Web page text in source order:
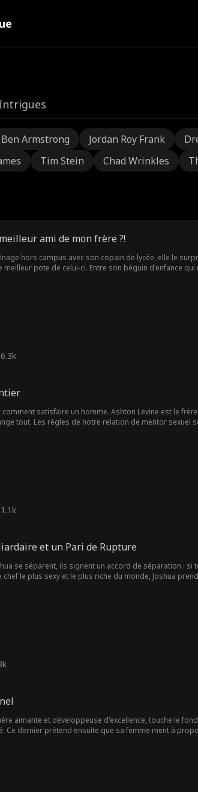
Ben Armstrong Jordan Roy Frank
Tim Stein Chad Wrinkles
ami de mon frère ?!
hors campus avec son copain de lycée, elle le
meilleur pote de celui-ci. Entre son béguin d'enfance
satisfaire un homme. Ashton Levine est le
tout. Les règles de notre relation de mentor
et un Pari de Rupture
se séparent, ils signent un accord de séparation :
le plus sexy et le plus riche du monde, Joshua
aimante et développeuse d'excellence, touche le
Ce dernier prétend ensuite que sa femme ment à